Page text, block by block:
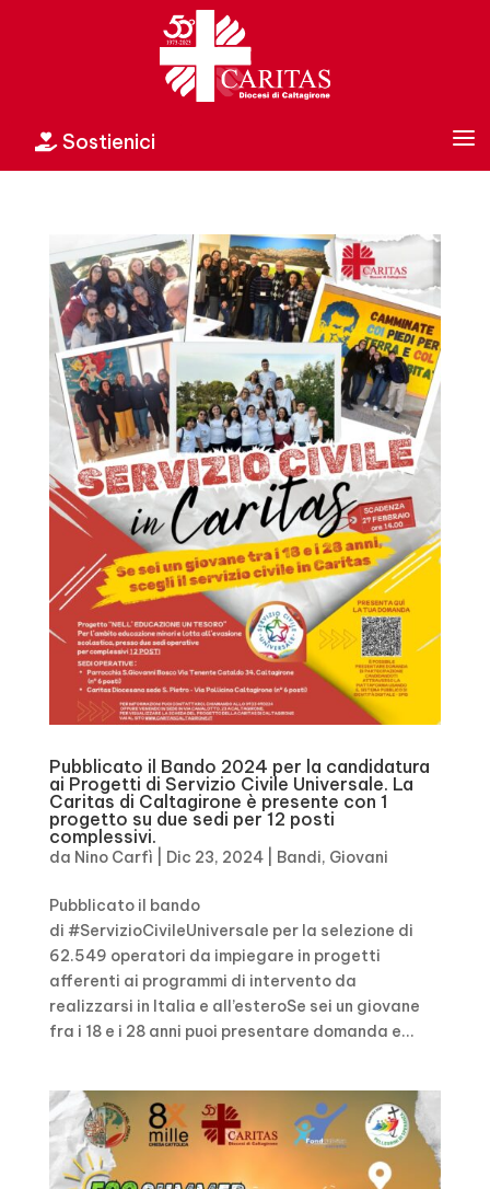
 Sostienici a
Pubblicato il Bando 2024 per la candidatura
ai Progetti di Servizio Civile Universale. La
Caritas di Caltagirone è presente con 1
progetto su due sedi per 12 posti
complessivi.
da Nino Carfì Dic 23, 2024| Bandi, Giovani
Pubblicato il bando
di #ServizioCivileUniversale per la selezione di
62.549 operatori da impiegare in progetti
afferenti ai programmi di intervento da
realizzarsi in Italia e all’esteroSe sei un giovane
fra i 18 e i 28 anni puoi presentare domanda e...